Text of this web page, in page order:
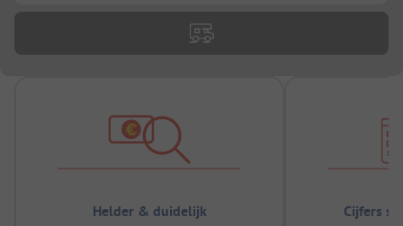
Helder & duidelijk Cijfers